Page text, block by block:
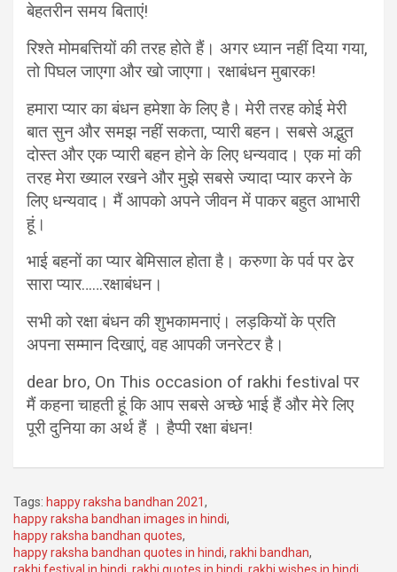
बेहतरीन समय बिताएं!
रिश्ते मोमबत्तियों की तरह होते हैं। अगर ध्यान नहीं दिया गया,
तो पिघल जाएगा और खो जाएगा। रक्षाबंधन मुबारक!
हमारा प्यार का बंधन हमेशा के लिए है। मेरी तरह कोई मेरी
बात सुन और समझ नहीं सकता, प्यारी बहन। सबसे अद्भुत
दोस्त और एक प्यारी बहन होने के लिए धन्यवाद। एक मां की
तरह मेरा ख्याल रखने और मुझे सबसे ज्यादा प्यार करने के
लिए धन्यवाद। मैं आपको अपने जीवन में पाकर बहुत आभारी
हूं।
भाई बहनों का प्यार बेमिसाल होता है। करुणा के पर्व पर ढेर
सारा प्यार……रक्षाबंधन।
सभी को रक्षा बंधन की शुभकामनाएं। लड़कियों के प्रति
अपना सम्मान दिखाएं, वह आपकी जनरेटर है।
dear bro, On This occasion of rakhi festival पर
मैं कहना चाहती हूं कि आप सबसे अच्छे भाई हैं और मेरे लिए
पूरी दुनिया का अर्थ हैं । हैप्पी रक्षा बंधन!
Tags: happy raksha bandhan 2021,
happy raksha bandhan images in hindi,
happy raksha bandhan quotes,
happy raksha bandhan quotes in hindi, rakhi bandhan,